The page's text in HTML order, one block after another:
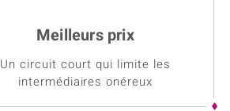
Meilleurs prix
Un circuit court qui limite les
intermédiaires onéreux